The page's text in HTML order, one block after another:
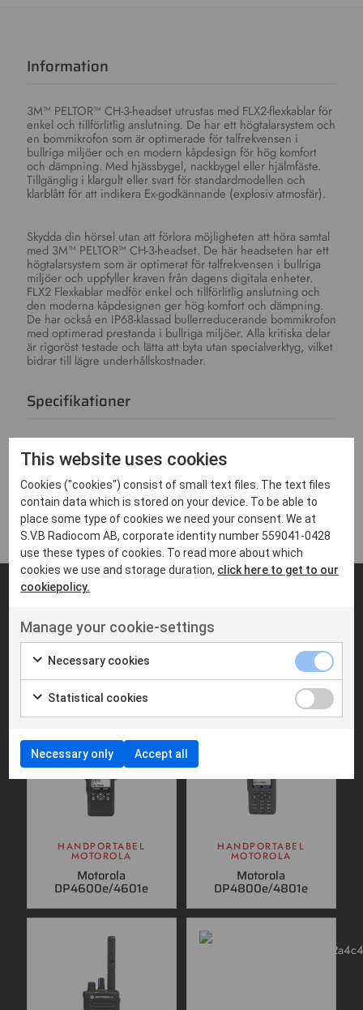
Information
3M™ PELTOR™ CH-3-headset utrustas med FLX2-flexkablar för
enkel och tillförlitlig anslutning. De har ett högtalarsystem och
en bommikrofon som är optimerade för talfrekvensen i
bullriga miljöer och en modern kåpdesign för hög komfort
och dämpning. Med hjässbygel, nackbygel eller hjälmfäste.
Tillgänglig i klargult eller svart för standardmodellen och
klarblått för att indikera Ex-godkännande (explosiv atmosfär).
Skydda din hörsel utan att förlora möjligheten att höra samtal
med 3M™ PELTOR™ CH-3-headset. De här headseten har ett
högtalarsystem som är optimerat för talfrekvensen i bullriga
miljöer och uppfyller kraven från dagens digitala enheter.
FLX2 Flexkablar medför enkel och tillförlitlig anslutning och
den moderna kåpdesignen ger hög komfort och dämpning.
De har också en IP68-klassad bullerreducerande bommikrofon
med optimerad prestanda i bullriga miljöer. Alla kritiska delar
är rigoröst testade och lätta att byta utan specialverktyg, vilket
bidrar till lägre underhållskostnader.
Specifikationer
Nedladdningar
Liknande produkter
HANDPORTABEL
MOTOROLA
Motorola
DP4600e/4601e
HANDPORTABEL
MOTOROLA
Motorola
DP4800e/4801e
This website uses cookies
Cookies ("cookies") consist of small text files. The text files
contain data which is stored on your device. To be able to
place some type of cookies we need your consent. We at
S.V.B Radiocom AB, corporate identity number 559041-0428
use these types of cookies. To read more about which
cookies we use and storage duration, click here to get to our
cookiepolicy.
Manage your cookie-settings
Necessary cookies
Statistical cookies
Necessary only Accept all